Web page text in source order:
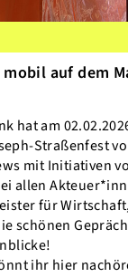
auf dem
hat am
Straßenfest
mit Initiativen
allen
für
schönen
ihr hier